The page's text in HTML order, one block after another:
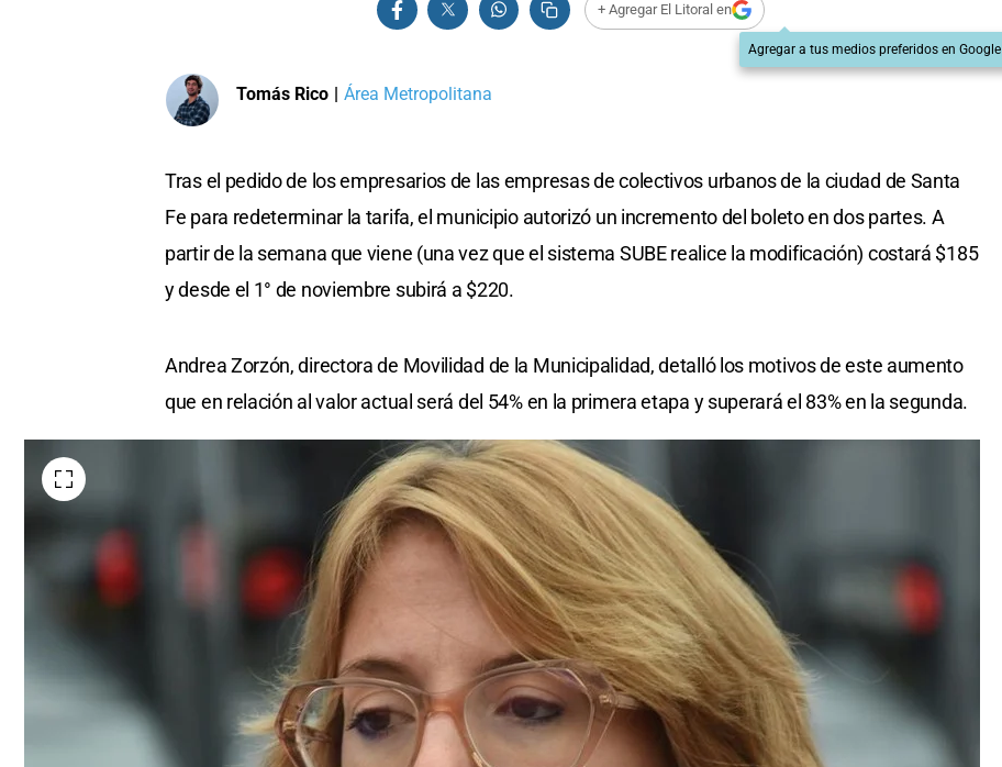
+ Agregar El Litoral en
Agregar a tus medios preferidos en Google
Tomás Rico | Área Metropolitana
Tras el pedido de los empresarios de las empresas de colectivos urbanos de la ciudad de Santa
Fe para redeterminar la tarifa, el municipio autorizó un incremento del boleto en dos partes. A
partir de la semana que viene (una vez que el sistema SUBE realice la modificación) costará $185
y desde el 1° de noviembre subirá a $220.
Andrea Zorzón, directora de Movilidad de la Municipalidad, detalló los motivos de este aumento
que en relación al valor actual será del 54% en la primera etapa y superará el 83% en la segunda.